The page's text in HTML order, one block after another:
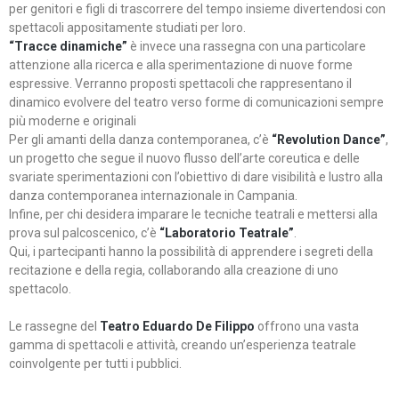
per genitori e figli di trascorrere del tempo insieme divertendosi con
spettacoli appositamente studiati per loro.
“Tracce dinamiche” è invece una rassegna con una particolare
attenzione alla ricerca e alla sperimentazione di nuove forme
espressive. Verranno proposti spettacoli che rappresentano il
dinamico evolvere del teatro verso forme di comunicazioni sempre
più moderne e originali
Per gli amanti della danza contemporanea, c’è “Revolution Dance”,
un progetto che segue il nuovo flusso dell’arte coreutica e delle
svariate sperimentazioni con l’obiettivo di dare visibilità e lustro alla
danza contemporanea internazionale in Campania.
Infine, per chi desidera imparare le tecniche teatrali e mettersi alla
prova sul palcoscenico, c’è “Laboratorio Teatrale”
Qui, i partecipanti hanno la possibilità di apprendere i segreti della
recitazione e della regia, collaborando alla creazione di uno
spettacolo.
Le rassegne del Teatro Eduardo De Filippo offrono una vasta
gamma di spettacoli e attività, creando un’esperienza teatrale
coinvolgente per tutti i pubblici.